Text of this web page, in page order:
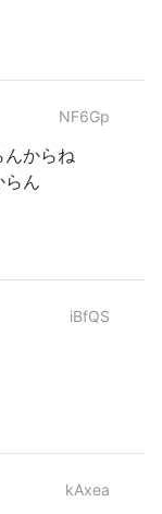
NF6Gp
んからね
らん
iBfQS
kAxea